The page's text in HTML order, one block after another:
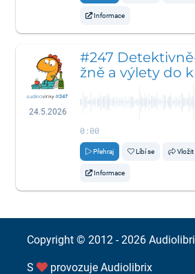
Informace
24.5.2026
#247
žně a výlety do
0:00
Přehraj Líbí se Vložit
Informace
Copyright © 2012 - 2026
S provozuje Audiolibrix